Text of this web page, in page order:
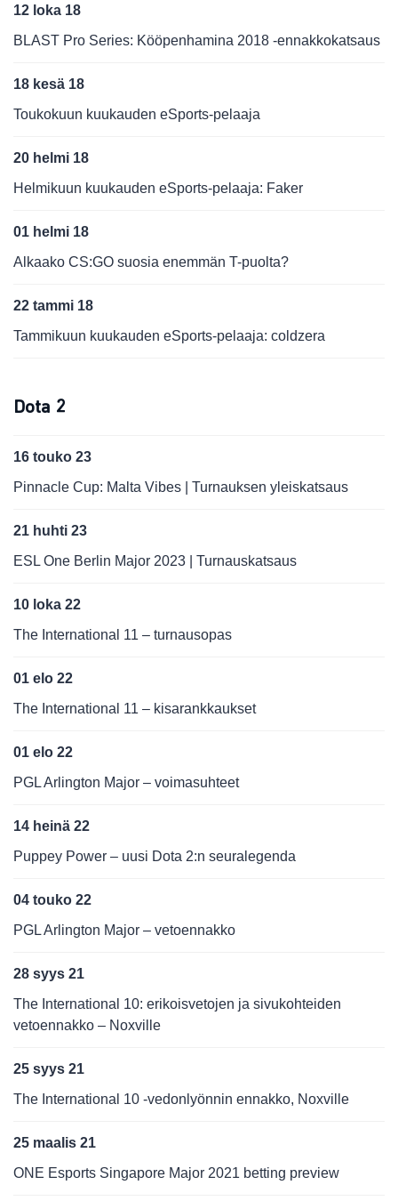
12 loka 18
BLAST Pro Series: Kööpenhamina 2018 -ennakkokatsaus
18 kesä 18
Toukokuun kuukauden eSports-pelaaja
20 helmi 18
Helmikuun kuukauden eSports-pelaaja: Faker
01 helmi 18
Alkaako CS:GO suosia enemmän T-puolta?
22 tammi 18
Tammikuun kuukauden eSports-pelaaja: coldzera
Dota 2
16 touko 23
Pinnacle Cup: Malta Vibes | Turnauksen yleiskatsaus
21 huhti 23
ESL One Berlin Major 2023 | Turnauskatsaus
10 loka 22
The International 11 – turnausopas
01 elo 22
The International 11 – kisarankkaukset
01 elo 22
PGL Arlington Major – voimasuhteet
14 heinä 22
Puppey Power – uusi Dota 2:n seuralegenda
04 touko 22
PGL Arlington Major – vetoennakko
28 syys 21
The International 10: erikoisvetojen ja sivukohteiden
vetoennakko – Noxville
25 syys 21
The International 10 -vedonlyönnin ennakko, Noxville
25 maalis 21
ONE Esports Singapore Major 2021 betting preview